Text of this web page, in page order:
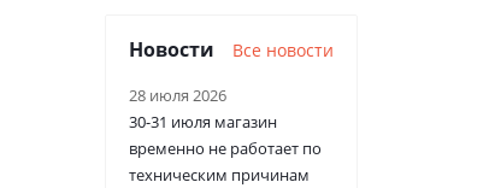
Новости Все новости
28 июля 2026
30-31 июля магазин
временно не работает по
техническим причинам